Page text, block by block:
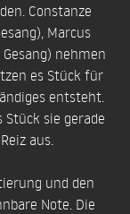
Constanze
Marcus
nehmen
es Stück für
entsteht.
sie gerade
aus.
und den
Note. Die